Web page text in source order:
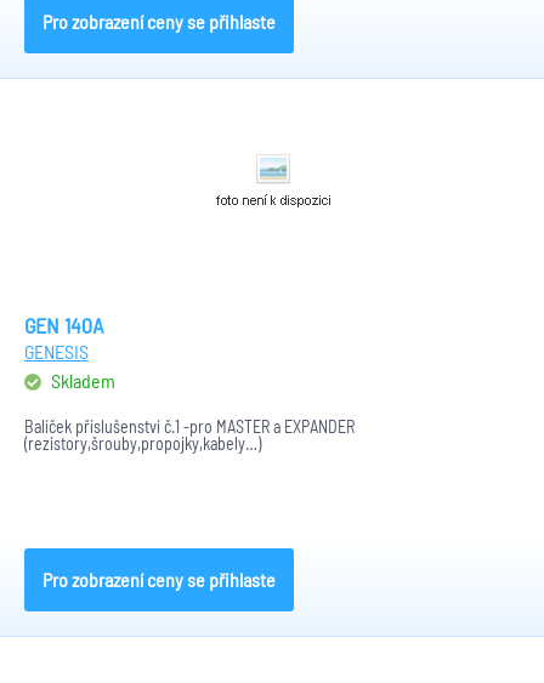
Pro zobrazení ceny se přihlaste
GEN 140A
GENESIS
Skladem
Balíček příslušenství č.1 -pro MASTER a EXPANDER
(rezistory,šrouby,propojky,kabely…)
Pro zobrazení ceny se přihlaste